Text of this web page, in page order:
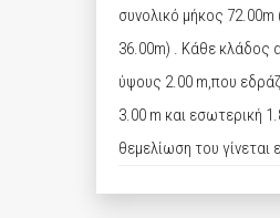
συνολικό μήκος
36.00m) . Kάθε κλάδος
ύψους 2.00 m,που
3.00 m και εσωτερική
θεμελίωση του